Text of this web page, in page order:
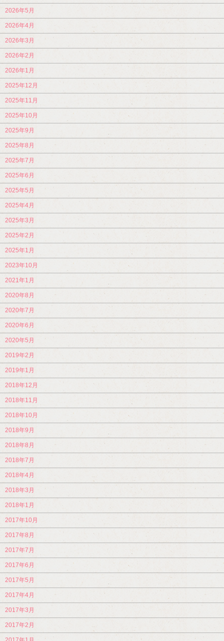
2026年5月
2026年4月
2026年3月
2026年2月
2026年1月
2025年12月
2025年11月
2025年10月
2025年9月
2025年8月
2025年7月
2025年6月
2025年5月
2025年4月
2025年3月
2025年2月
2025年1月
2023年10月
2021年1月
2020年8月
2020年7月
2020年6月
2020年5月
2019年2月
2019年1月
2018年12月
2018年11月
2018年10月
2018年9月
2018年8月
2018年7月
2018年4月
2018年3月
2018年1月
2017年10月
2017年8月
2017年7月
2017年6月
2017年5月
2017年4月
2017年3月
2017年2月